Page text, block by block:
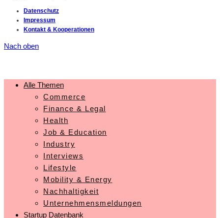
Datenschutz
Impressum
Kontakt & Kooperationen
Nach oben
Alle Themen
Commerce
Finance & Legal
Health
Job & Education
Industry
Interviews
Lifestyle
Mobility & Energy
Nachhaltigkeit
Unternehmensmeldungen
Startup Datenbank